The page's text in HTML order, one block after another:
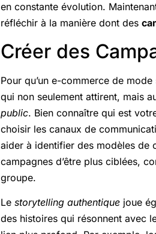
en constante évolution.
réfléchir à la manière dont des
Créer des
Pour qu’un e-commerce de
qui non seulement attirent, mais
public. Bien connaître qui est
choisir les canaux de
aider à identifier des modèles de
campagnes d’être plus ciblées,
groupe.
Le storytelling authentique joue
des histoires qui résonnent avec